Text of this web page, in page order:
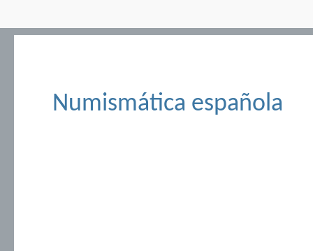
Numismática española